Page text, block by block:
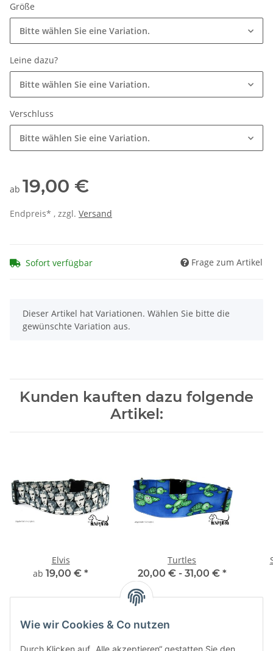
Größe
Bitte wählen Sie eine Variation.
Leine dazu?
Bitte wählen Sie eine Variation.
Verschluss
Bitte wählen Sie eine Variation.
ab 19,00 €
Endpreis* , zzgl. Versand
Sofort verfügbar Frage zum Artikel
x
Dieser Artikel hat Variationen. Wählen Sie bitte die
gewünschte Variation aus.
Kunden kauften dazu folgende
Artikel:
Elvis
ab 19,00 € *
Turtles
20,00 € - 31,00 € *
Wie wir Cookies & Co nutzen